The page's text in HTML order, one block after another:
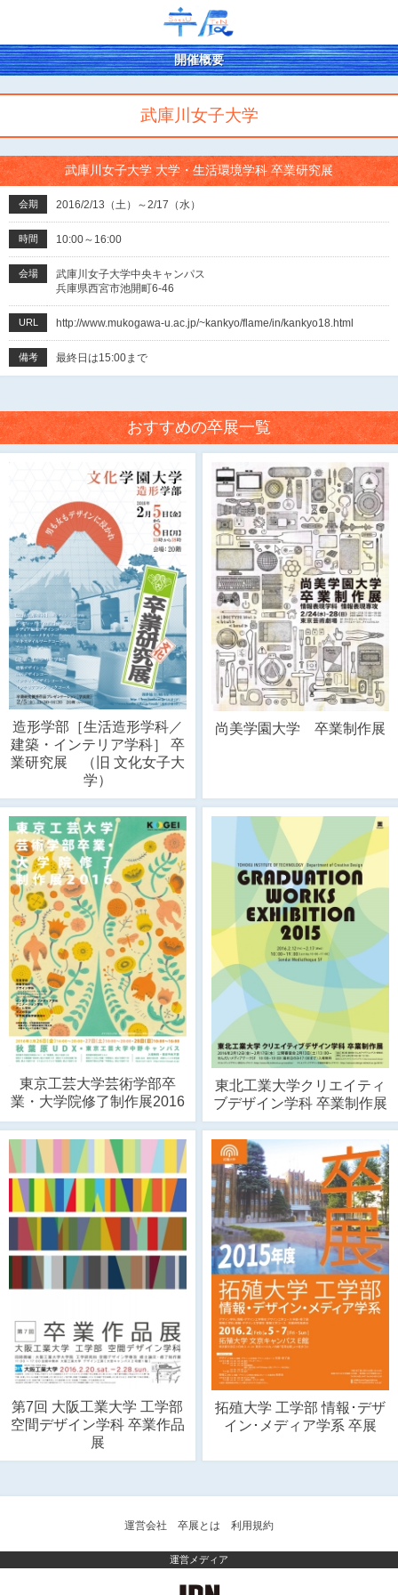
開催概要
武庫川女子大学
武庫川女子大学 大学・生活環境学科 卒業研究展
会期 2016/2/13（土）～2/17（水）
時間 10:00～16:00
会場
武庫川女子大学中央キャンパス
兵庫県西宮市池開町6-46
URL http://www.mukogawa-u.ac.jp/~kankyo/flame/in/kankyo18.html
備考 最終日は15:00まで
おすすめの卒展一覧
造形学部［生活造形学科／
建築・インテリア学科］ 卒
業研究展 （旧 文化女子大
学）
尚美学園大学 卒業制作展
東京工芸大学芸術学部卒
業・大学院修了制作展2016
東北工業大学クリエイティ
ブデザイン学科 卒業制作展
第7回 大阪工業大学 工学部
空間デザイン学科 卒業作品
展
拓殖大学 工学部 情報･デザ
イン･メディア学系 卒展
運営会社 卒展とは 利用規約
運営メディア